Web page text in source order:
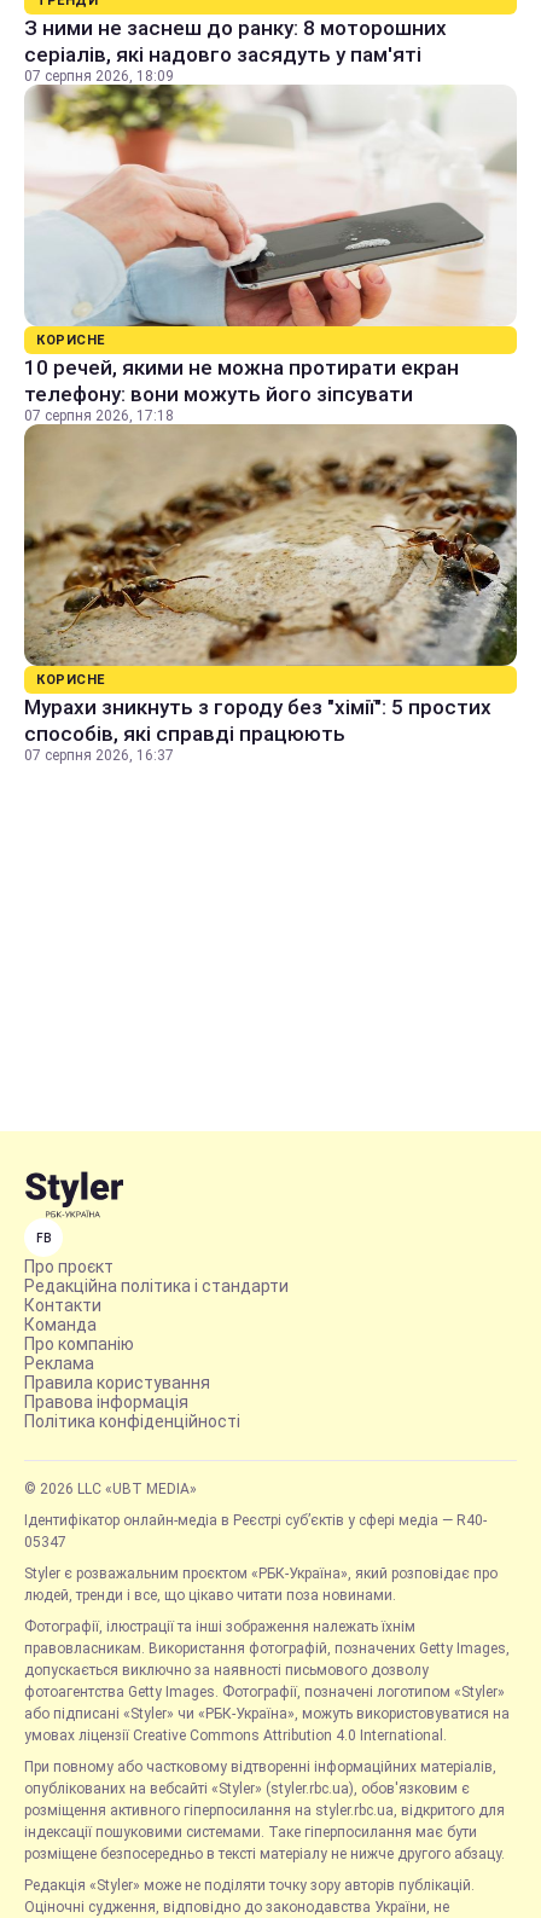
З ними не заснеш до ранку: 8 моторошних
серіалів, які надовго засядуть у пам'яті
07 серпня 2026, 18:09
КОРИСНЕ
10 речей, якими не можна протирати екран
телефону: вони можуть його зіпсувати
07 серпня 2026, 17:18
КОРИСНЕ
Мурахи зникнуть з городу без "хімії": 5 простих
способів, які справді працюють
07 серпня 2026, 16:37
FB
Про проєкт
Редакційна політика і стандарти
Контакти
Команда
Про компанію
Реклама
Правила користування
Правова інформація
Політика конфіденційності
© 2026 LLC «UBT MEDIA»
Ідентифікатор онлайн-медіа в Реєстрі суб’єктів у сфері медіа — R40-
05347
Styler є розважальним проєктом «РБК-Україна», який розповідає про
людей, тренди і все, що цікаво читати поза новинами.
Фотографії, ілюстрації та інші зображення належать їхнім
правовласникам. Використання фотографій, позначених Getty Images,
допускається виключно за наявності письмового дозволу
фотоагентства Getty Images. Фотографії, позначені логотипом «Styler»
або підписані «Styler» чи «РБК-Україна», можуть використовуватися на
умовах ліцензії Creative Commons Attribution 4.0 International.
При повному або частковому відтворенні інформаційних матеріалів,
опублікованих на вебсайті «Styler» (styler.rbc.ua), обов'язковим є
розміщення активного гіперпосилання на styler.rbc.ua, відкритого для
індексації пошуковими системами. Таке гіперпосилання має бути
розміщене безпосередньо в тексті матеріалу не нижче другого абзацу.
Редакція «Styler» може не поділяти точку зору авторів публікацій.
Оціночні судження, відповідно до законодавства України, не